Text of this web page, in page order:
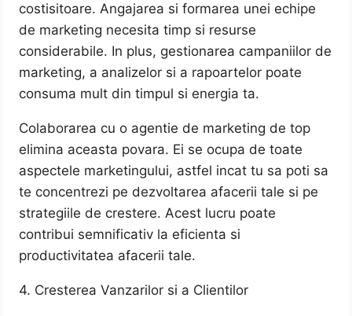
costisitoare. Angajarea si formarea unei echipe
de marketing necesita timp si resurse
considerabile. In plus, gestionarea campaniilor de
marketing, a analizelor si a rapoartelor poate
consuma mult din timpul si energia ta.
Colaborarea cu o agentie de marketing de top
elimina aceasta povara. Ei se ocupa de toate
aspectele marketingului, astfel incat tu sa poti sa
te concentrezi pe dezvoltarea afacerii tale si pe
strategiile de crestere. Acest lucru poate
contribui semnificativ la eficienta si
productivitatea afacerii tale.
4. Cresterea Vanzarilor si a Clientilor